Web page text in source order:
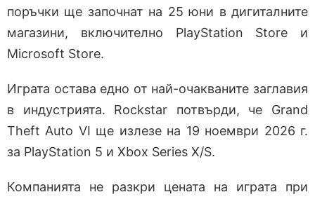
поръчки ще започнат на 25 юни в дигиталните
магазини, включително PlayStation Store и
Microsoft Store.
Играта остава едно от най-очакваните заглавия
в индустрията. Rockstar потвърди, че Grand
Theft Auto VI ще излезе на 19 ноември 2026 г.
за PlayStation 5 и Xbox Series X/S.
Компанията не разкри цената на играта при